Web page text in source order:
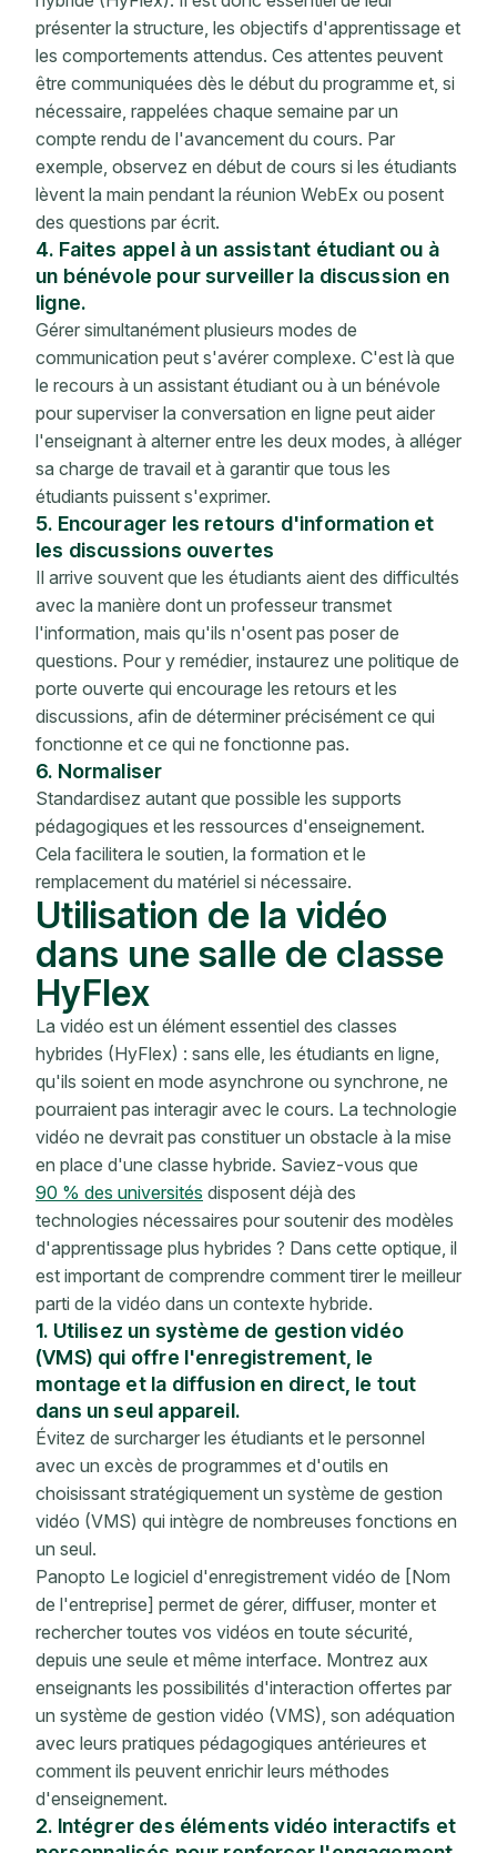
présenter la structure, les objectifs d'apprentissage et
les comportements attendus. Ces attentes peuvent
être communiquées dès le début du programme et, si
nécessaire, rappelées chaque semaine par un
compte rendu de l'avancement du cours. Par
exemple, observez en début de cours si les étudiants
lèvent la main pendant la réunion WebEx ou posent
des questions par écrit.
4. Faites appel à un assistant étudiant ou à
un bénévole pour surveiller la discussion en
ligne.
Gérer simultanément plusieurs modes de
communication peut s'avérer complexe. C'est là que
le recours à un assistant étudiant ou à un bénévole
pour superviser la conversation en ligne peut aider
l'enseignant à alterner entre les deux modes, à alléger
sa charge de travail et à garantir que tous les
étudiants puissent s'exprimer.
5. Encourager les retours d'information et
les discussions ouvertes
Il arrive souvent que les étudiants aient des difficultés
avec la manière dont un professeur transmet
l'information, mais qu'ils n'osent pas poser de
questions. Pour y remédier, instaurez une politique de
porte ouverte qui encourage les retours et les
discussions, afin de déterminer précisément ce qui
fonctionne et ce qui ne fonctionne pas.
6. Normaliser
Standardisez autant que possible les supports
pédagogiques et les ressources d'enseignement.
Cela facilitera le soutien, la formation et le
remplacement du matériel si nécessaire.
Utilisation de la vidéo
dans une salle de classe
HyFlex
La vidéo est un élément essentiel des classes
hybrides (HyFlex) : sans elle, les étudiants en ligne,
qu'ils soient en mode asynchrone ou synchrone, ne
pourraient pas interagir avec le cours. La technologie
vidéo ne devrait pas constituer un obstacle à la mise
en place d'une classe hybride. Saviez-vous que
90 % des universités disposent déjà des
technologies nécessaires pour soutenir des modèles
d'apprentissage plus hybrides ? Dans cette optique, il
est important de comprendre comment tirer le meilleur
parti de la vidéo dans un contexte hybride.
1. Utilisez un système de gestion vidéo
(VMS) qui offre l'enregistrement, le
montage et la diffusion en direct, le tout
dans un seul appareil.
Évitez de surcharger les étudiants et le personnel
avec un excès de programmes et d'outils en
choisissant stratégiquement un système de gestion
vidéo (VMS) qui intègre de nombreuses fonctions en
un seul.
Panopto Le logiciel d'enregistrement vidéo de [Nom
de l'entreprise] permet de gérer, diffuser, monter et
rechercher toutes vos vidéos en toute sécurité,
depuis une seule et même interface. Montrez aux
enseignants les possibilités d'interaction offertes par
un système de gestion vidéo (VMS), son adéquation
avec leurs pratiques pédagogiques antérieures et
comment ils peuvent enrichir leurs méthodes
d'enseignement.
2. Intégrer des éléments vidéo interactifs et